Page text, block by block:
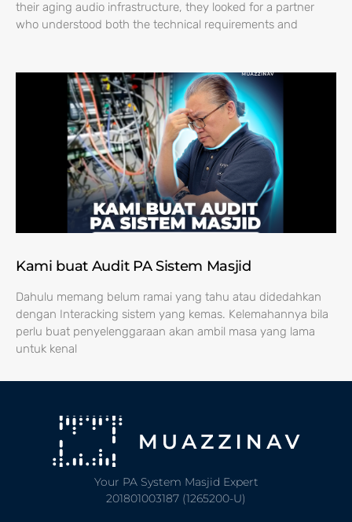
their aging audio infrastructure, they looked for a partner
who understood both the technical requirements and
Kami buat Audit PA Sistem Masjid
Dahulu memang belum ramai yang tahu atau didedahkan
dengan Interacking sistem yang kemas. Kelemahannya bila
perlu buat penyelenggaraan akan ambil masa yang lama
untuk kenal
Your PA System Masjid Expert
201801003187 (1265200-U)